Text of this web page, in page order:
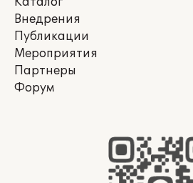
Внедрения
Публикации
Мероприятия
Партнеры
Форум